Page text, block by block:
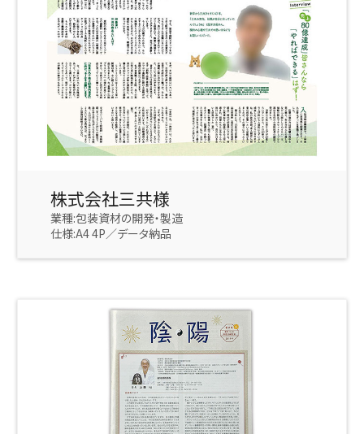
株式会社三共様
業種:包装資材の開発・製造
仕様:A4 4P／データ納品